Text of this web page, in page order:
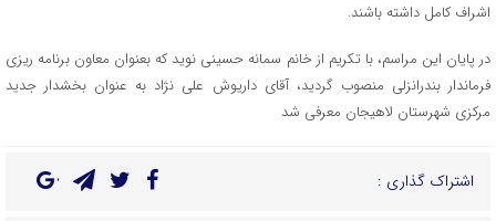
اشراف کامل داشته باشند.
در پایان این مراسم، با تکریم از خانم سمانه حسینی نوید که بعنوان معاون برنامه ریزی
فرماندار بندرانزلی منصوب گردید، آقای داریوش علی نژاد به عنوان بخشدار جدید
مرکزی شهرستان لاهیجان معرفی شد
اشتراک گذاری :